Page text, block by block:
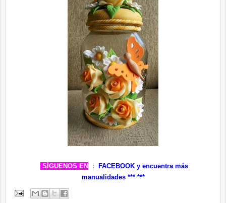
SÍGUENOS EN: FACEBOOK y encuentra más
manualidades ******